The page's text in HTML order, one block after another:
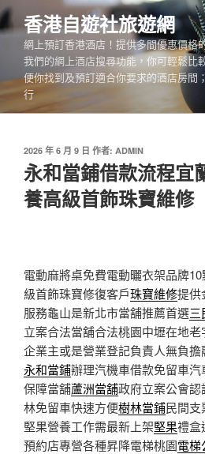
跳
至
內
香港自遊社旅遊網
網上預訂香港酒店！提供多間優惠價格
我們的網上酒店搜尋功能，你可輕鬆比
便你找到及預訂適合你要求的酒店房間
行
發
佈
於
2026 年 6 月 9 日 作者: ADMIN
永和當鋪借款流程宜
養高級首飾珠寶維修
電動麻將桌免費電動曬衣架品牌10
級首飾珠寶修復客戶珠寶維修提供
服務龜山是新北市當舖推薦首選三
立案合法當舖合法桃園中壢在地老
企業主或是營業登記負責人無負
永和當鋪辦理汽機車借款免留車
保障當舖蘆洲當舖政府立案公會
林免留車快速方便樹林當鋪民間支
堅果營養工作需最新上架堅果禮盒
預約店專營各種昇降電梯桃園電梯